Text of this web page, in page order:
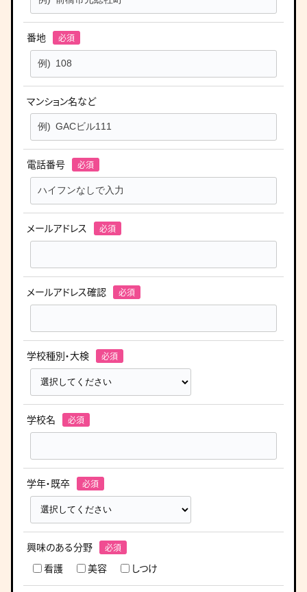
番地
マンション名など
電話番号
メールアドレス
メールアドレス確認
学校種別・大検
学校名
学年・既卒
興味のある分野
看護
美容 しつけ